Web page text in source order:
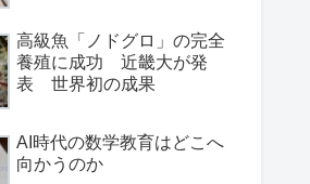
高級魚「ノドグロ」の完全
養殖に成功 近畿大が発
表 世界初の成果
AI時代の数学教育はどこへ
向かうのか